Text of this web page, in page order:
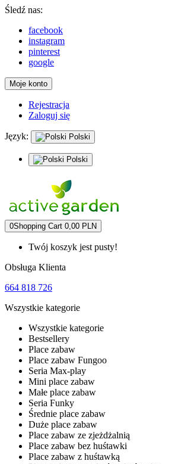
Śledź nas:
facebook
instagram
pinterest
google
Moje konto
Rejestracja
Zaloguj się
Język: Polski
Polski
0Shopping Cart 0,00 PLN
Twój koszyk jest pusty!
Obsługa Klienta
664 818 726
Wszystkie kategorie
Wszystkie kategorie
Bestsellery
Place zabaw
Place zabaw Fungoo
Seria Max-play
Mini place zabaw
Małe place zabaw
Seria Funky
Średnie place zabaw
Duże place zabaw
Place zabaw ze zjeżdżalnią
Place zabaw bez huśtawki
Place zabaw z huśtawką